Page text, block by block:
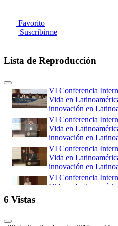
Favorito
Suscribirme
Lista de Reproducción
VI Conferencia
Vida en
innovación en
VI Conferencia
Vida en
innovación en
VI Conferencia
Vida en
innovación en
VI Conferencia
Vida en
innovación en
6 Vistas